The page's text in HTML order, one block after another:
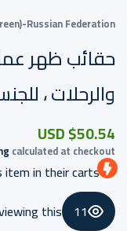
Russian Federation
حقائب ظهر
والرحلات ،
$50.54 USD
calculated at checkout.
item in their carts
11
this